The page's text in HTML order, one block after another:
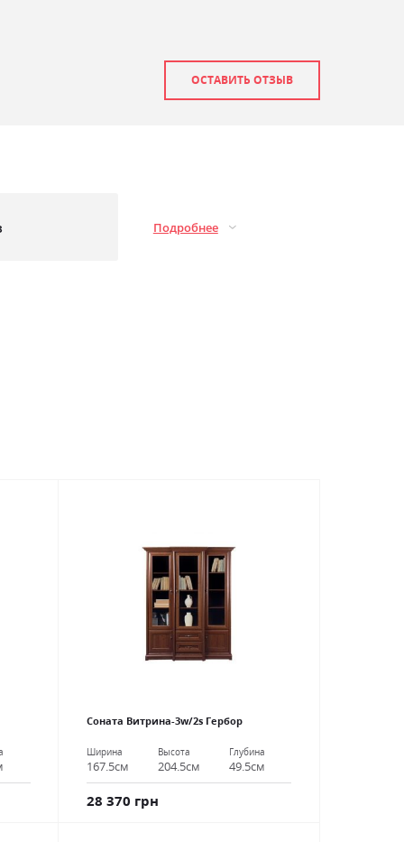
ОСТАВИТЬ ОТЗЫВ
Подробнее
Соната Витрина-3w/2s Гербор
Ширина
167.5см
Высота
204.5см
Глубина
49.5см
28 370 грн